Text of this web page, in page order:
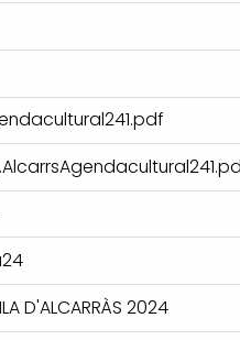
D'ALCARRÀS 2024